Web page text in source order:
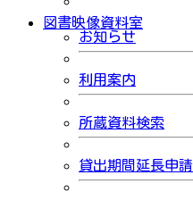
図書映像資料室
お知らせ
利用案内
所蔵資料検索
貸出期間延長申請